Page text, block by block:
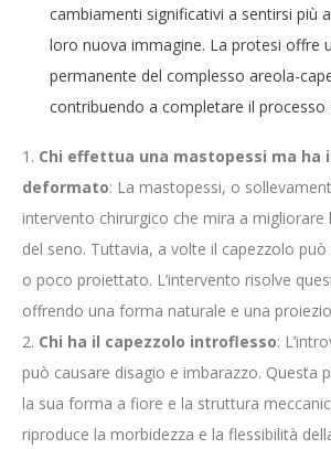
cambiamenti significativi a sentirsi più
loro nuova immagine. La protesi offre
permanente del complesso areola-
contribuendo a completare il
Chi effettua una mastopessi ma ha
deformato: La mastopessi, o
intervento chirurgico che mira a migliorare
del seno. Tuttavia, a volte il capezzolo
o poco proiettato. L’intervento risolve
offrendo una forma naturale e una
Chi ha il capezzolo introflesso:
può causare disagio e imbarazzo. Questa
la sua forma a fiore e la struttura
riproduce la morbidezza e la flessibilità